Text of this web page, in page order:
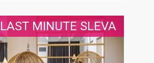
LAST MINUTE SLEVA